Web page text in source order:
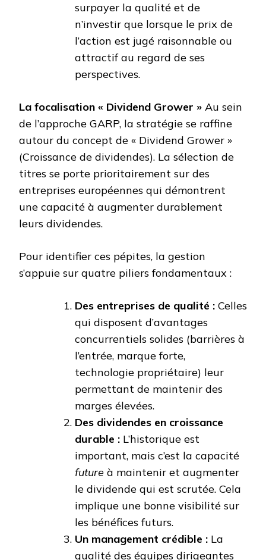
surpayer la qualité et de
n’investir que lorsque le prix de
l’action est jugé raisonnable ou
attractif au regard de ses
perspectives.
La focalisation « Dividend Grower » Au sein
de l’approche GARP, la stratégie se raffine
autour du concept de « Dividend Grower »
(Croissance de dividendes). La sélection de
titres se porte prioritairement sur des
entreprises européennes qui démontrent
une capacité à augmenter durablement
leurs dividendes.
Pour identifier ces pépites, la gestion
s’appuie sur quatre piliers fondamentaux :
Des entreprises de qualité : Celles
qui disposent d’avantages
concurrentiels solides (barrières à
l’entrée, marque forte,
technologie propriétaire) leur
permettant de maintenir des
marges élevées.
Des dividendes en croissance
durable : L’historique est
important, mais c’est la capacité
future à maintenir et augmenter
le dividende qui est scrutée. Cela
implique une bonne visibilité sur
les bénéfices futurs.
Un management crédible : La
qualité des équipes dirigeantes